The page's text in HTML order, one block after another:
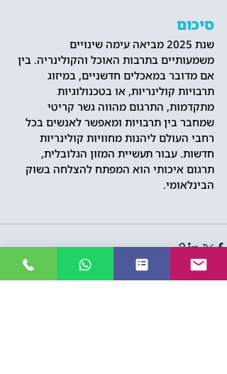
סיכום
שנת 2025 מביאה עימה שינויים
משמעותיים בתרבות האוכל והקולינריה. בין
אם מדובר במאכלים חדשניים, במיזוג
תרבויות קולינריות, או בטכנולוגיות
מתקדמות, התרגום מהווה גשר קריטי
שמחבר בין תרבויות ומאפשר לאנשים בכל
רחבי העולם ליהנות מחוויות קולינריות
חדשות. עבור תעשיית המזון הגלובלית,
תרגום איכותי הוא המפתח להצלחה בשוק
הבינלאומי.